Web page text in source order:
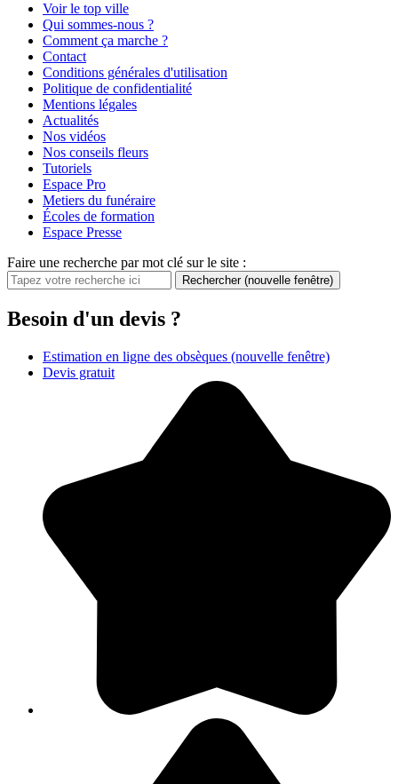
Voir le top ville
Qui sommes-nous ?
Comment ça marche ?
Contact
Conditions générales d'utilisation
Politique de confidentialité
Mentions légales
Actualités
Nos vidéos
Nos conseils fleurs
Tutoriels
Espace Pro
Metiers du funéraire
Écoles de formation
Espace Presse
Faire une recherche par mot clé sur le site :
Rechercher (nouvelle fenêtre)
Besoin d'un devis ?
Estimation en ligne des obsèques (nouvelle fenêtre)
Devis gratuit